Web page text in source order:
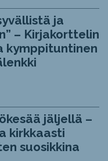
ja
– Kirjakorttelin
kymppituntinen
jäljellä –
kirkkaasti
suosikkina